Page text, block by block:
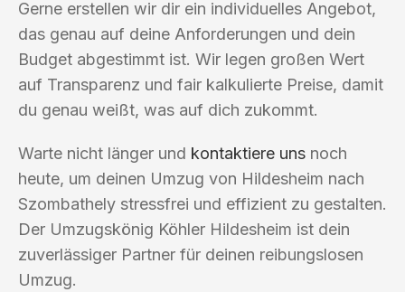
Gerne erstellen wir dir ein individuelles Angebot,
das genau auf deine Anforderungen und dein
Budget abgestimmt ist. Wir legen großen Wert
auf Transparenz und fair kalkulierte Preise, damit
du genau weißt, was auf dich zukommt.
Warte nicht länger und kontaktiere uns noch
heute, um deinen Umzug von Hildesheim nach
Szombathely stressfrei und effizient zu gestalten.
Der Umzugskönig Köhler Hildesheim ist dein
zuverlässiger Partner für deinen reibungslosen
Umzug.